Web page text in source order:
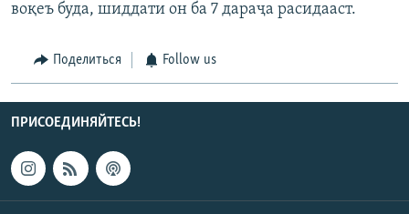
воқеъ буда, шиддати он ба 7 дараҷа расидааст.
Поделиться Follow us
ПРИСОЕДИНЯЙТЕСЬ!